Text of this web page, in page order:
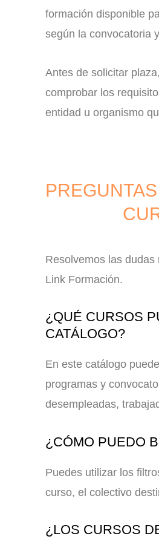
formación disponible
según la convocatoria
Antes de solicitar
comprobar los
entidad u organismo
Resolvemos las
Link Formación.
¿QUÉ CURSOS
CATÁLOGO?
En este catálogo
programas y
desempleadas,
¿CÓMO PUEDO
Puedes utilizar los
curso, el colectivo
¿LOS CURSOS